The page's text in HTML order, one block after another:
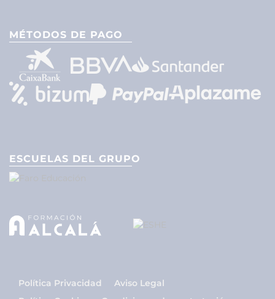
MÉTODOS DE PAGO
ESCUELAS DEL GRUPO
Política Privacidad
Aviso Legal